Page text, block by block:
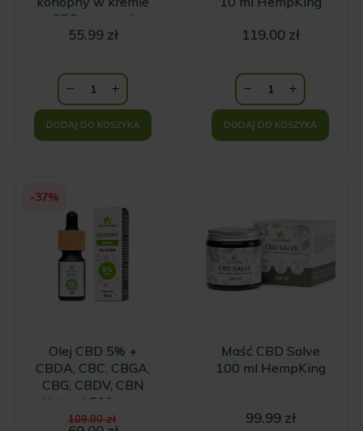
z CBD o zapachu
wanilii i kwiatów
HempKing
55.99 zł
DODAJ DO KOSZYKA
119.00 zł
DODAJ DO KOSZYKA
-37%
Olej CBD 5% +
CBDA, CBC, CBGA,
CBG, CBDV, CBN
Natural 500 mg -
10ml
109.00zł
Maść CBD Salve
100 ml HempKing
99.99 zł